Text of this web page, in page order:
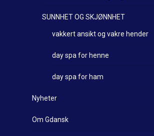
SUNNHET OG SKJØNNHET
vakkert ansikt og vakre hender
day spa for henne
day spa for ham
Nyheter
Om Gdansk